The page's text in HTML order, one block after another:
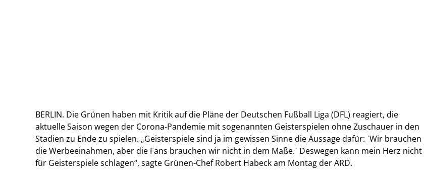
BERLIN. Die Grünen haben mit Kritik auf die Pläne der Deutschen Fußball Liga (DFL) reagiert, die
aktuelle Saison wegen der Corona-Pandemie mit sogenannten Geisterspielen ohne Zuschauer in den
Stadien zu Ende zu spielen. „Geisterspiele sind ja im gewissen Sinne die Aussage dafür: ʿWir brauchen
die Werbeeinahmen, aber die Fans brauchen wir nicht in dem Maße.ʾ Deswegen kann mein Herz nicht
für Geisterspiele schlagen“, sagte Grünen-Chef Robert Habeck am Montag der ARD.